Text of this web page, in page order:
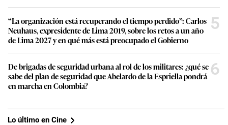
“La organización está recuperando el tiempo perdido”: Carlos
Neuhaus, expresidente de Lima 2019, sobre los retos a un año
de Lima 2027 y en qué más está preocupado el Gobierno
5
De brigadas de seguridad urbana al rol de los militares: ¿qué se
sabe del plan de seguridad que Abelardo de la Espriella pondrá
en marcha en Colombia?
6
Lo último en Cine